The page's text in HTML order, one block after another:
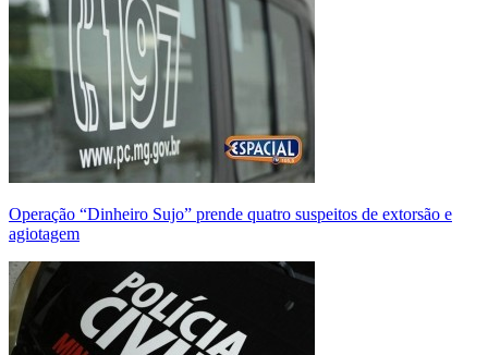
Operação “Dinheiro Sujo” prende quatro suspeitos de extorsão e
agiotagem